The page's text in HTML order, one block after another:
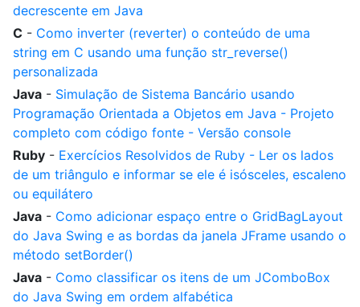
decrescente em Java
C - Como inverter (reverter) o conteúdo de uma
string em C usando uma função str_reverse()
personalizada
Java - Simulação de Sistema Bancário usando
Programação Orientada a Objetos em Java - Projeto
completo com código fonte - Versão console
Ruby - Exercícios Resolvidos de Ruby - Ler os lados
de um triângulo e informar se ele é isósceles, escaleno
ou equilátero
Java - Como adicionar espaço entre o GridBagLayout
do Java Swing e as bordas da janela JFrame usando o
método setBorder()
Java - Como classificar os itens de um JComboBox
do Java Swing em ordem alfabética